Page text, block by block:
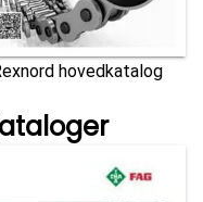
hovedkatalog